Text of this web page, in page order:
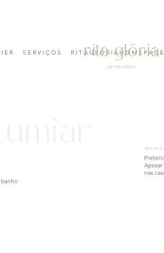
E R S E R V I Ç O S R I T A G L Ó R I A H O M E P A G E
banho
nas